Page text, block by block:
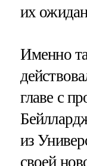
их
Именно
главе с
из
своей